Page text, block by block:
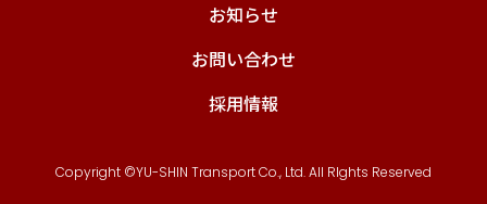
お知らせ
お問い合わせ
採用情報
Copyright ©YU-SHIN Transport Co., Ltd. All RIghts Reserved